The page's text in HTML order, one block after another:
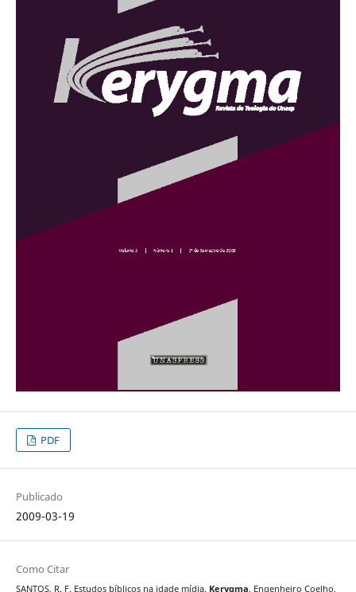
PDF
Publicado
2009-03-19
Como Citar
SANTOS, R. F. Estudos bíblicos na idade mídia. Kerygma, Engenheiro Coelho,